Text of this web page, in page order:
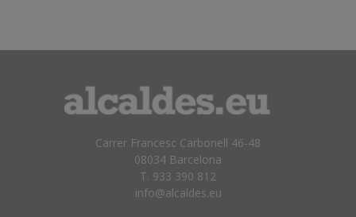
Carrer Francesc Carbonell 46-48
08034 Barcelona
T. 933 390 812
info@alcaldes.eu